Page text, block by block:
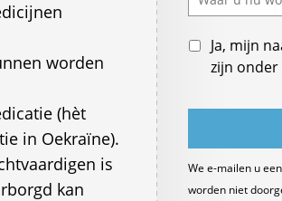
worden
(hèt
in Oekraïne).
is
kan
Ja, mijn
zijn
We e-mailen u
worden niet